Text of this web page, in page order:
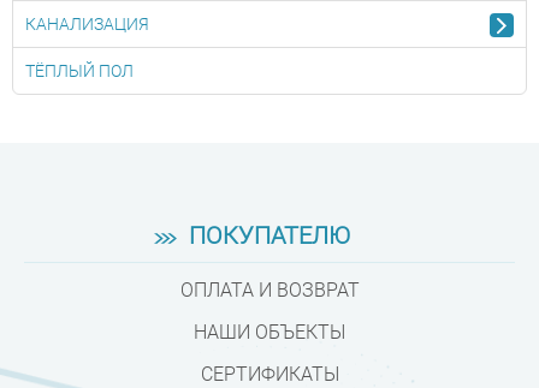
КАНАЛИЗАЦИЯ
ТЁПЛЫЙ ПОЛ
ПОКУПАТЕЛЮ
ОПЛАТА И ВОЗВРАТ
НАШИ ОБЪЕКТЫ
СЕРТИФИКАТЫ